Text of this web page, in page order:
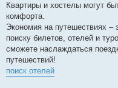
Квартиры и хостелы могут
комфорта.
Экономия на путешествиях –
поиску билетов, отелей и
сможете наслаждаться
путешествий!
поиск отелей